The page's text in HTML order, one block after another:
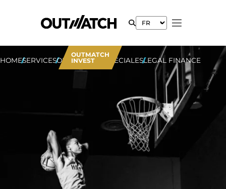
OUTMATCH
INVEST
HOMESERVICESOPÉRATIONS SPÉCIALESLEGAL FINANCE